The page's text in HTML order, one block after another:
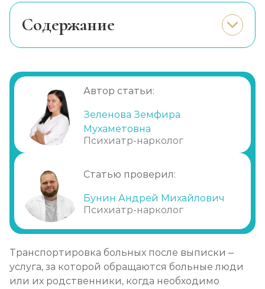
Cодержание
Когда заказывать машину для
транспортировки пациента?
Транспортировка больных в
вынужденном положении
Автор статьи:
Зеленова Земфира
Мухаметовна
Психиатр-нарколог
Статью проверил:
Бунин Андрей Михайлович
Психиатр-нарколог
Транспортировка больных после выписки –
услуга, за которой обращаются больные люди
или их родственники, когда необходимо